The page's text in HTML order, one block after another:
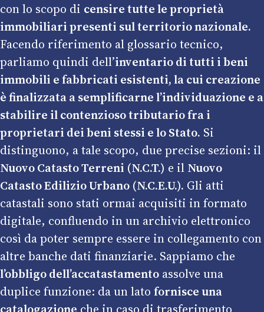
con lo scopo di censire tutte le proprietà
immobiliari presenti sul territorio nazionale.
Facendo riferimento al glossario tecnico,
parliamo quindi dell’inventario di tutti i beni
immobili e fabbricati esistenti, la cui creazione
è finalizzata a semplificarne l’individuazione e a
stabilire il contenzioso tributario fra i
proprietari dei beni stessi e lo Stato. Si
distinguono, a tale scopo, due precise sezioni: il
Nuovo Catasto Terreni (N.C.T.) e il Nuovo
Catasto Edilizio Urbano (N.C.E.U.). Gli atti
catastali sono stati ormai acquisiti in formato
digitale, confluendo in un archivio elettronico
così da poter sempre essere in collegamento con
altre banche dati finanziarie. Sappiamo che
l’obbligo dell’accatastamento assolve una
duplice funzione: da un lato fornisce una